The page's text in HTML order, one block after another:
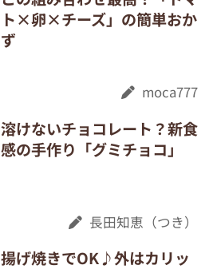
溶けないチョコレート？新食
感の手作り「グミチョコ」
揚げ焼きでOK♪外はカリッ
中はふわぷり「揚げないえび
カツ」